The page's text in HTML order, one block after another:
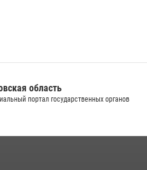
область
портал государственных органов